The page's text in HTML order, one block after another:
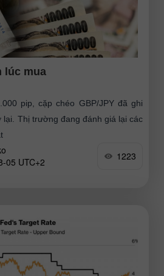
lúc mua
pip, cặp chéo GBP/JPY đã ghi
lại. Thị trường đang đánh giá lại các
05 UTC+2
1223